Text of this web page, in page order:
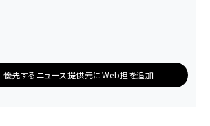
優先するニュース提供元にWeb担を追加